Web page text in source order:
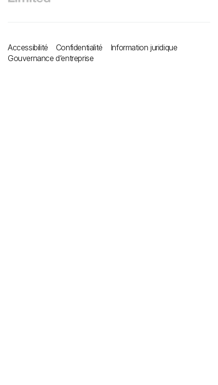
Accessibilité Confidentialité
Information juridique
Gouvernance d’entreprise